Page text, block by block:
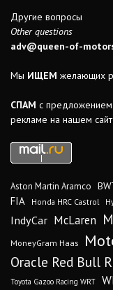
Другие вопросы
Other questions
adv@queen-of-
Мы ИЩЕМ желающих
СПАМ с
рекламе на нашем
Aston Martin Aramco
FIA Honda HRC Castrol
IndyCar McLaren
MoneyGram Haas
Oracle Red Bull
Toyota Gazoo Racing WRT